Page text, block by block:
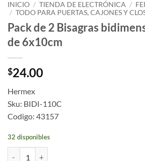
INICIO / TIENDA DE ELECTRÓNICA /
/ TODO PARA PUERTAS, CAJONES Y
Pack de 2 Bisagras
de 6x10cm
$24.00
Hermex
Sku: BIDI-110C
Codigo: 43157
32 disponibles